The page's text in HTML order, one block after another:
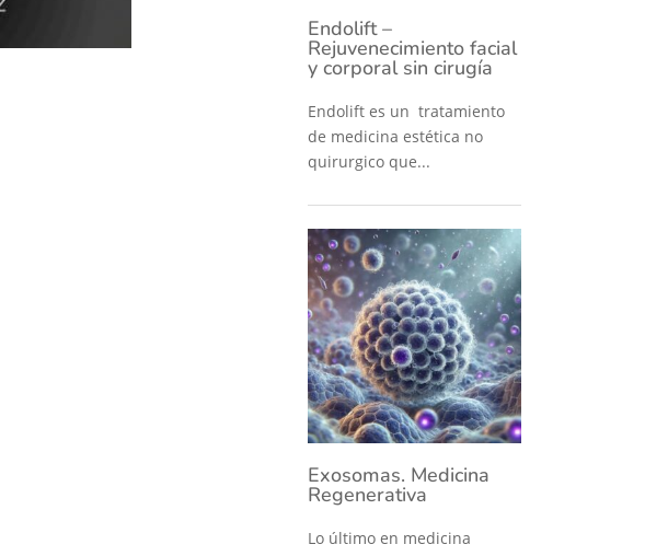
Endolift –
Rejuvenecimiento facial
y corporal sin cirugía
Endolift es un tratamiento
de medicina estética no
quirurgico que...
Exosomas. Medicina
Regenerativa
Lo último en medicina